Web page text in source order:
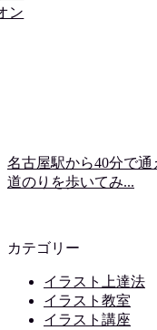
ン
名古屋駅から40分で
道のりを歩いてみ...
カテゴリー
イラスト上達法
イラスト教室
イラスト講座